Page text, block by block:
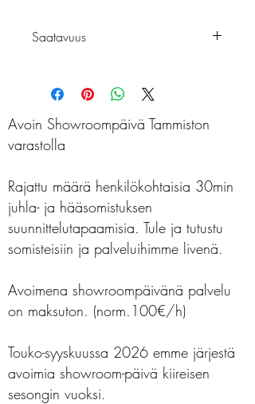
Saatavuus
Avoin Showroompäivä Tammiston
varastolla
Rajattu määrä henkilökohtaisia 30min
juhla- ja hääsomistuksen
suunnittelutapaamisia. Tule ja tutustu
somisteisiin ja palveluihimme livenä.
Avoimena showroompäivänä palvelu
on maksuton. (norm.100€/h)
Touko-syyskuussa 2026 emme järjestä
avoimia showroom-päivä kiireisen
sesongin vuoksi.